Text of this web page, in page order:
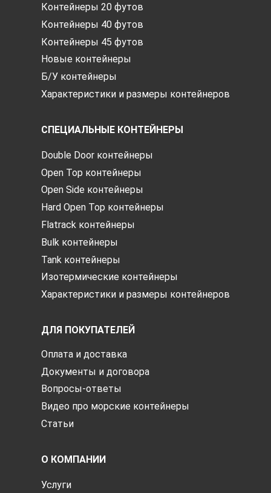
Контейнеры 20 футов
Контейнеры 40 футов
Контейнеры 45 футов
Новые контейнеры
Б/У контейнеры
Характеристики и размеры контейнеров
СПЕЦИАЛЬНЫЕ КОНТЕЙНЕРЫ
Double Door контейнеры
Open Top контейнеры
Open Side контейнеры
Hard Open Top контейнеры
Flatrack контейнеры
Bulk контейнеры
Tank контейнеры
Изотермические контейнеры
Характеристики и размеры контейнеров
ДЛЯ ПОКУПАТЕЛЕЙ
Оплата и доставка
Документы и договора
Вопросы-ответы
Видео про морские контейнеры
Статьи
О КОМПАНИИ
Услуги